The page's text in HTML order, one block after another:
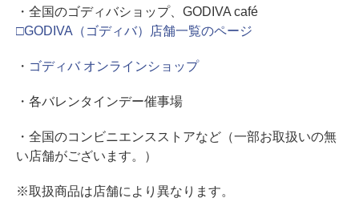
・全国のゴディバショップ、GODIVA café
□GODIVA（ゴディバ）店舗一覧のページ
・ ゴディバ オンラインショップ
・各バレンタインデー催事場
・全国のコンビニエンスストアなど（一部お取扱いの無
い店舗がございます。）
※取扱商品は店舗により異なります。